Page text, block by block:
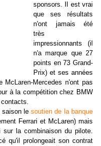
sponsors. Il est vrai
que ses résultats
n'ont jamais été
très
impressionnants (il
n'a marque que 27
points en 73 Grand-
Prix) et ses années
Mercedes n'ont pas
à la compétition chez BMW
saison lesoutien de la banque
Ferrari et McLaren) mais
la combinaison du pilote.
qu'il prolongeait son contrat